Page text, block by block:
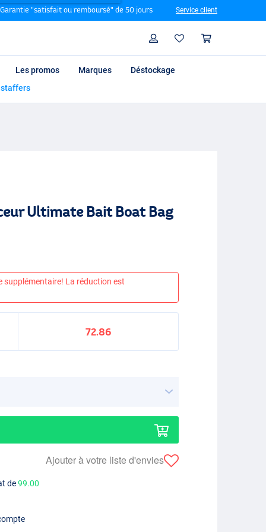
Garantie "satisfait ou remboursé" de 50 jours Service client
Profil
Les promos Marques
Déstockage
staffers
Ultimate Bait Boat Bag
supplémentaire! La réduction est
72.86
Ajouter à votre liste d'envies
de99.00